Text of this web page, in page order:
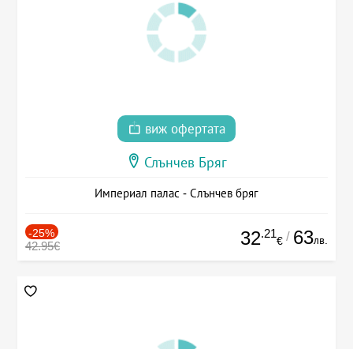
виж офертата
Слънчев Бряг
Империал палас - Слънчев бряг
-25%
42.95€ 32.21
€ / 63лв.